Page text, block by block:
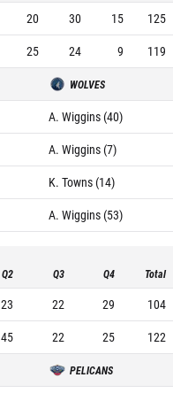
20 30 15
125
25 24 9 119
WOLVES
A. Wiggins (40)
A. Wiggins (7)
K. Towns (14)
A. Wiggins (53)
Q2 Q3 Q4 Total
23 22 29
104
45 22 25 122
PELICANS